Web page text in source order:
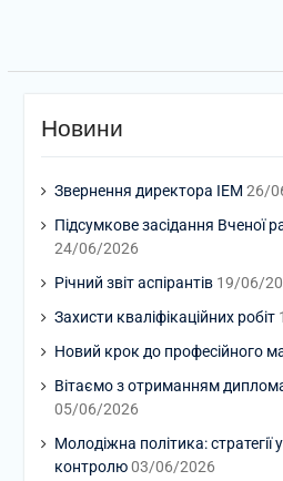
Новини
Звернення директора ІЕМ 26/
Підсумкове засідання Вченої
24/06/2026
Річний звіт аспірантів 19/06/
Захисти кваліфікаційних робіт
Новий крок до професійного
Вітаємо з отриманням
05/06/2026
Молодіжна політика: стратегії
контролю 03/06/2026